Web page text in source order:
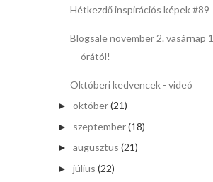
Hétkezdő inspirációs képek #89
Blogsale november 2. vasárnap
órától!
Októberi kedvencek - videó
► október(21)
► szeptember(18)
► augusztus (21)
► július (22)